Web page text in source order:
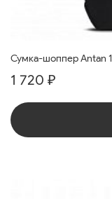
Сумка-шоппер Antan
1 720 ₽